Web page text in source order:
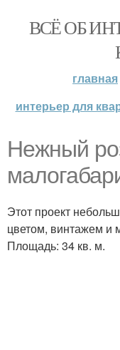
ВСЁ ОБ
главная
интерьер для
Нежный
Этот проект
цветом, винтажем и
Площадь: 34 кв. м.